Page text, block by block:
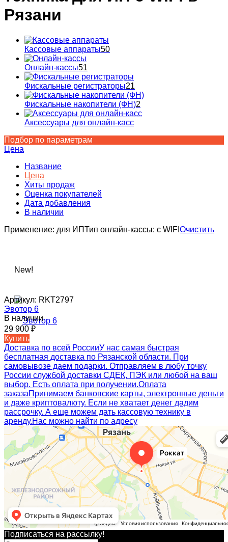
Рязани
Кассовые аппараты50
Онлайн-кассы51
Фискальные регистраторы21
Фискальные накопители (ФН)2
Аксессуары для онлайн-касс
Подбор по параметрам
Цена
Название
Цена
Хиты продаж
Оценка покупателей
Дата добавления
В наличии
Применение: для ИПТип онлайн-кассы: с WIFI Очистить
New!
Артикул: RKT2797
Эвотор 6
В наличии
29 900 ₽
Купить
Доставка по всей РоссииУ нас самая быстрая
бесплатная доставка по Рязанской области. При
самовывозе даем подарки. Отправляем в любу точку
России службой доставки СДЕК, ПЭК или любой на ваш
выбор. Есть оплата при получении.Оплата
заказаПринимаем банковские карты, электронные деньги
и даже криптовалюту. Если не хватает денег дадим
рассрочку. А еще можем дать кассовую технику в
аренду.Нас можно найти по адресу
Подписаться на рассылкy!